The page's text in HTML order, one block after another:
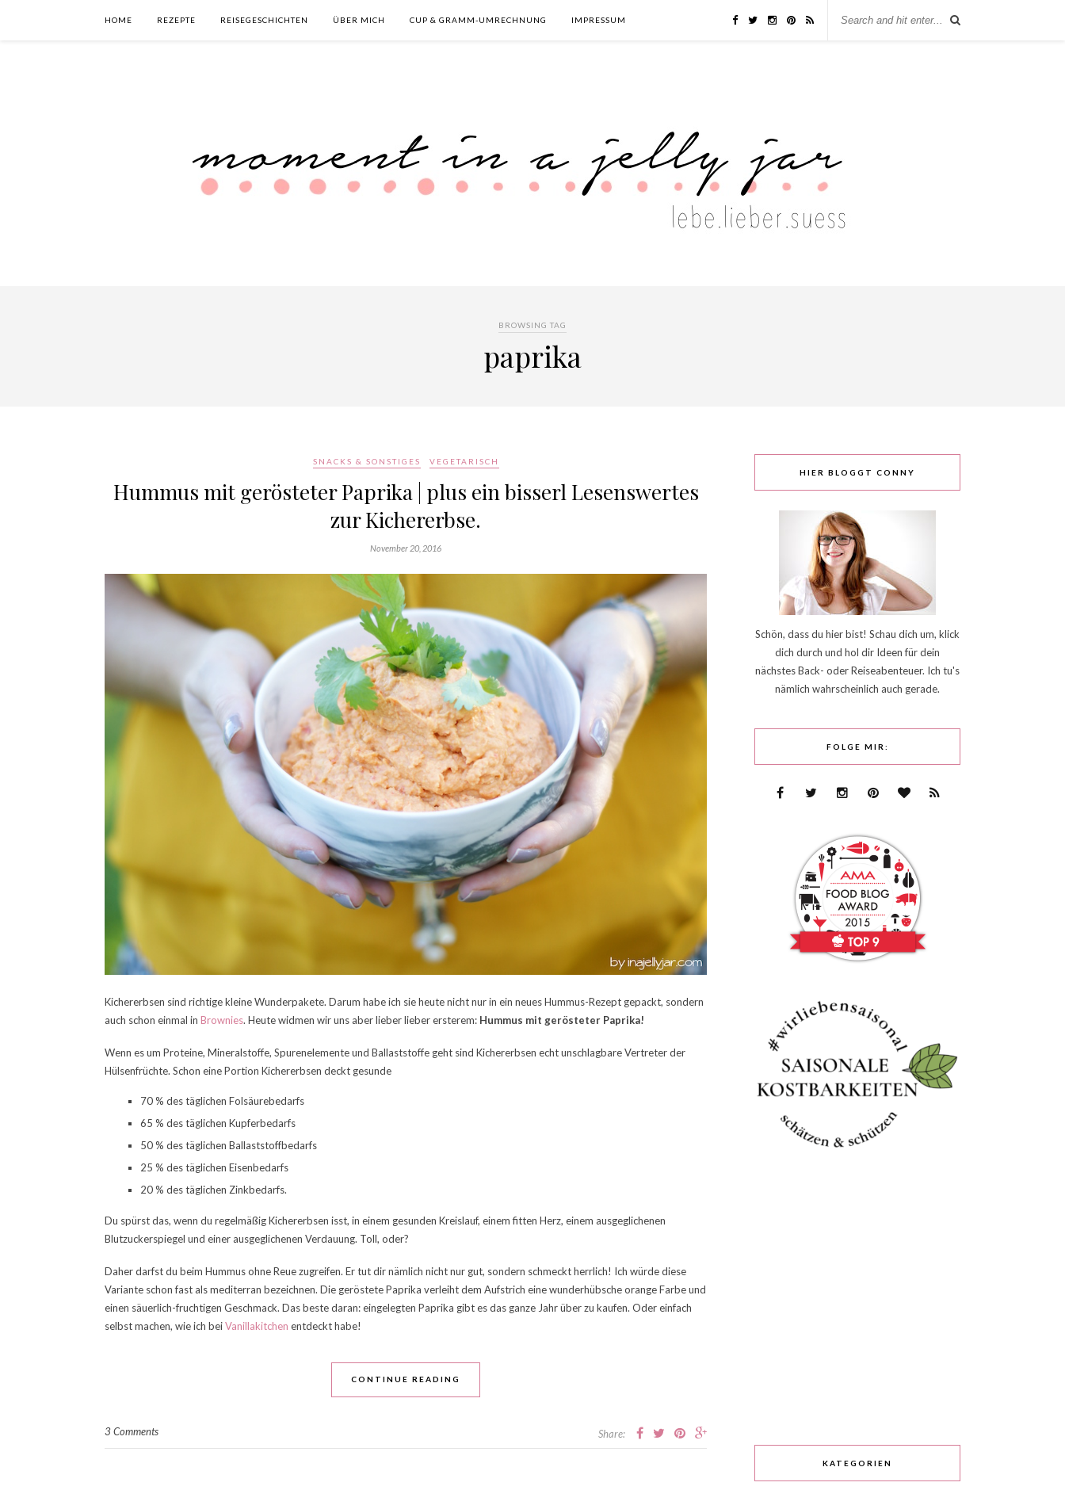
HOME REZEPTE REISEGESCHICHTEN ÜBER MICH CUP & GRAMM-UMRECHNUNG IMPRESSUM
BROWSING TAG
paprika
SNACKS & SONSTIGES VEGETARISCH
Hummus mit gerösteter Paprika | plus ein bisserl Lesenswertes
zur Kichererbse.
November 20, 2016
Kichererbsen sind richtige kleine Wunderpakete. Darum habe ich sie heute nicht nur in ein neues Hummus-Rezept gepackt, sondern
auch schon einmal in Brownies. Heute widmen wir uns aber lieber lieber ersterem: Hummus mit gerösteter Paprika!
Wenn es um Proteine, Mineralstoffe, Spurenelemente und Ballaststoffe geht sind Kichererbsen echt unschlagbare Vertreter der
Hülsenfrüchte. Schon eine Portion Kichererbsen deckt gesunde
70 % des täglichen Folsäurebedarfs
65 % des täglichen Kupferbedarfs
50 % des täglichen Ballaststoffbedarfs
25 % des täglichen Eisenbedarfs
20 % des täglichen Zinkbedarfs.
Du spürst das, wenn du regelmäßig Kichererbsen isst, in einem gesunden Kreislauf, einem fitten Herz, einem ausgeglichenen
Blutzuckerspiegel und einer ausgeglichenen Verdauung. Toll, oder?
Daher darfst du beim Hummus ohne Reue zugreifen. Er tut dir nämlich nicht nur gut, sondern schmeckt herrlich! Ich würde diese
Variante schon fast als mediterran bezeichnen. Die geröstete Paprika verleiht dem Aufstrich eine wunderhübsche orange Farbe und
einen säuerlich-fruchtigen Geschmack. Das beste daran: eingelegten Paprika gibt es das ganze Jahr über zu kaufen. Oder einfach
selbst machen, wie ich beiVanillakitchen entdeckt habe!
CONTINUE READING
3 Comments Share:
HIER BLOGGT CONNY
Schön, dass du hier bist! Schau dich um, klick
dich durch und hol dir Ideen für dein
nächstes Back- oder Reiseabenteuer. Ich tu's
nämlich wahrscheinlich auch gerade.
FOLGE MIR:
KATEGORIEN